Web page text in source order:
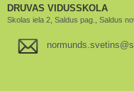
DRUVAS VIDUSSKOLA
Skolas iela 2, Saldus pag., Saldus